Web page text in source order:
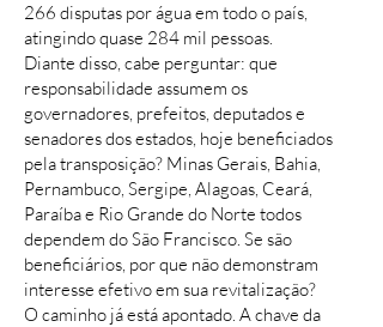
266 disputas por água em todo o país,
atingindo quase 284 mil pessoas.
Diante disso, cabe perguntar: que
responsabilidade assumem os
governadores, prefeitos, deputados e
senadores dos estados, hoje beneficiados
pela transposição? Minas Gerais, Bahia,
Pernambuco, Sergipe, Alagoas, Ceará,
Paraíba e Rio Grande do Norte todos
dependem do São Francisco. Se são
beneficiários, por que não demonstram
interesse efetivo em sua revitalização?
O caminho já está apontado. A chave da